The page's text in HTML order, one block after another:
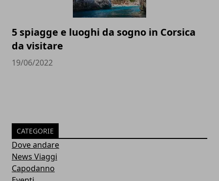
5 spiagge e luoghi da sogno in Corsica
da visitare
19/06/2022
CATEGORIE
Dove andare
News Viaggi
Capodanno